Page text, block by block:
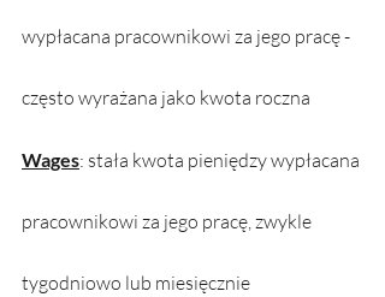
wypłacana pracownikowi za jego pracę -
często wyrażana jako kwota roczna
Wages: stała kwota pieniędzy wypłacana
pracownikowi za jego pracę, zwykle
tygodniowo lub miesięcznie